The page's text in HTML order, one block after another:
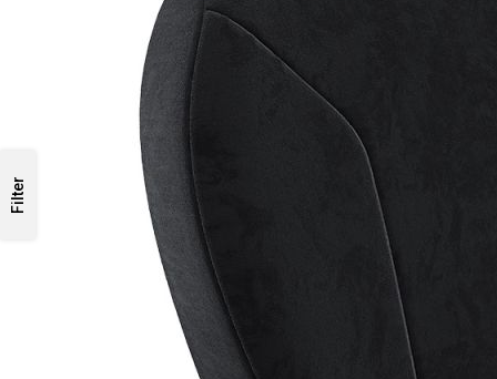
Filter